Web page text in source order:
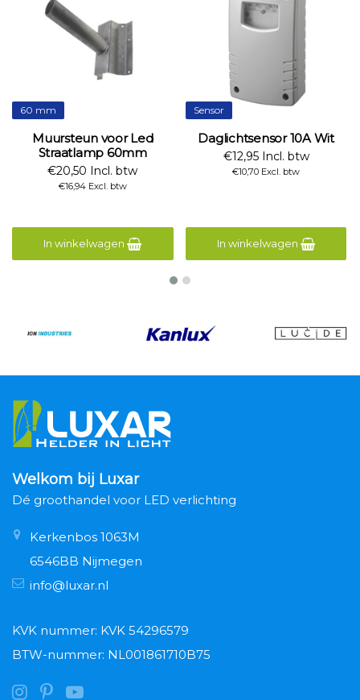
60 mm
Muursteun voor Led
Straatlamp 60mm
€20,50 Incl. btw
€16,94 Excl. btw
In winkelwagen
Sensor
Daglichtsensor 10A Wit
€12,95 Incl. btw
€10,70 Excl. btw
In winkelwagen
Welkom bij Luxar
Dé groothandel voor LED verlichting
Kerkenbos 1063M
6546BB Nijmegen
info@luxar.nl
KVK nummer: KVK 54296579
BTW-nummer: NL001861710B75